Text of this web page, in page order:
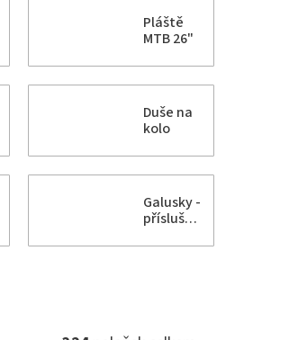
Pláště
MTB 26"
Duše na
kolo
Galusky -
příslušenství